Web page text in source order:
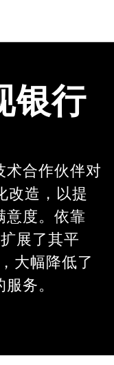
现银行
术合作伙伴对
改造，以提
意度。依靠
展了其平
大幅降低了
务。